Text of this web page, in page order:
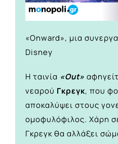
«Onward», μια
Disney
Η ταινία «Out»
νεαρού Γκρεγκ, που
αποκαλύψει στους
ομοφυλόφιλος. Χάρη
Γκρεγκ θα αλλάξει